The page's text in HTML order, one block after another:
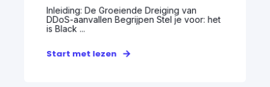
Inleiding: De Groeiende Dreiging van
DDoS-aanvallen Begrijpen Stel je voor: het
is Black ...
Start met lezen